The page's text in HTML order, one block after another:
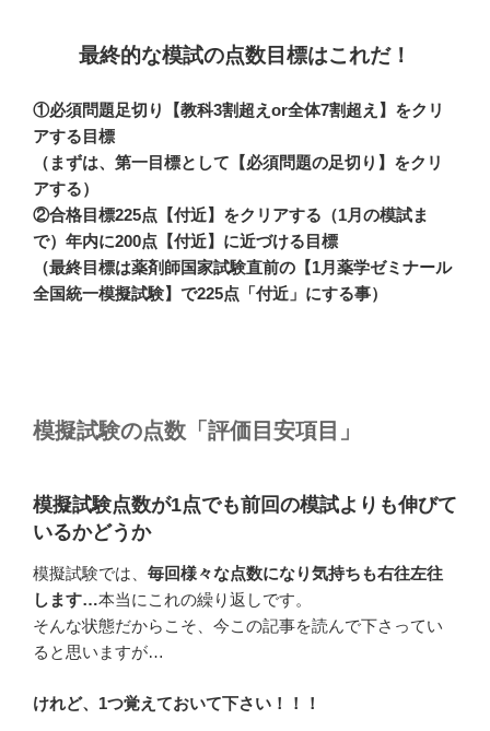
最終的な模試の点数目標はこれだ！
①必須問題足切り【教科3割超え or全体7割超え】 をクリ
アする目標
（まずは、第一目標として【必須問題の足切り】をクリ
アする）
②合格目標225点 【付近】 をクリアする（1月の模試ま
で） 年内に200点【付近】に近づける目標
（最終目標は薬剤師国家試験直前の 【1月薬学ゼミナール
全国統一模擬試験】で225点 「付近」 にする事）
模擬試験の点数「評価目安項目」
模擬試験点数が1点でも前回の模試よりも伸びて
いるかどうか
模擬試験では、 毎回様々な点数になり気持ちも右往左往
します…本当にこれの繰り返しです。
そんな状態だからこそ、今この記事を読んで下さってい
ると思いますが…
けれど、1つ覚えておいて下さい！！！